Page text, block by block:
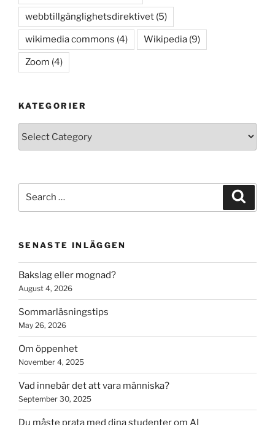
webbtillgänglighetsdirektivet (5)
wikimedia commons (4) Wikipedia (9)
Zoom (4)
KATEGORIER
SENASTE INLÄGGEN
Bakslag eller mognad?
August 4, 2026
Sommarläsningstips
May 26, 2026
Om öppenhet
November 4, 2025
Vad innebär det att vara människa?
September 30, 2025
Du måste prata med dina studenter om AI